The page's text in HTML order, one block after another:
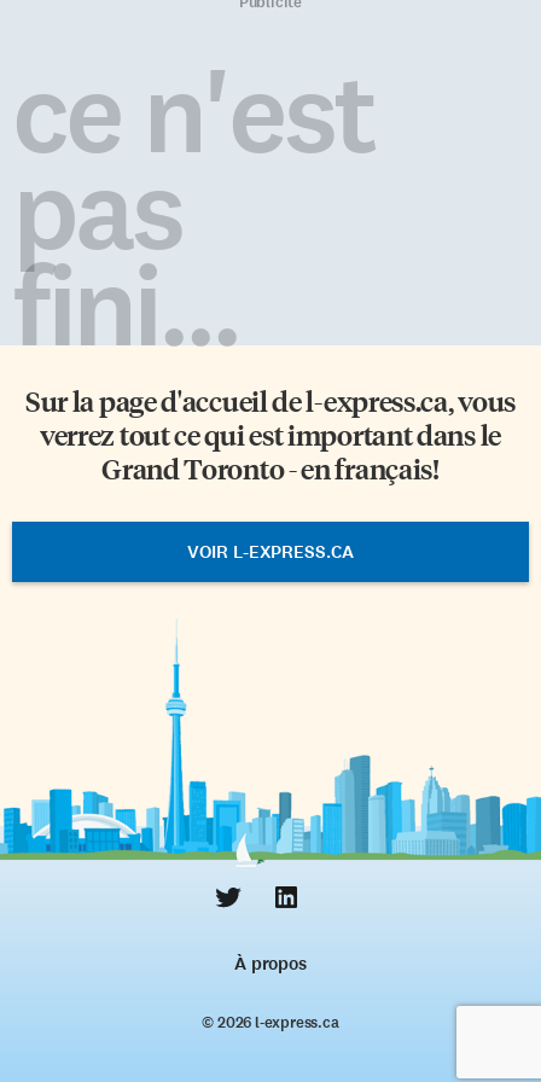
ou non de ses fonctions à la
Cour du Banc de la Reine du
Manitoba dans une affaire de
harcèlement d’un client de son
King […]
baisser les bras. « La
consommation de boissons
sucrées […]
ce n'est
pas
fini...
Sur la page d'accueil del-express.ca, vous
verrez tout ce qui est important dans le
Grand Toronto - en français!
VOIR L-EXPRESS.CA
À propos
© 2026 l‑express.ca